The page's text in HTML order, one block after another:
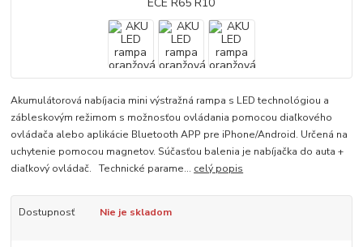
Akumulátorová nabíjacia mini výstražná rampa s LED technológiou a
zábleskovým režimom s možnosťou ovládania pomocou diaľkového
ovládača alebo aplikácie Bluetooth APP pre iPhone/Android. Určená na
uchytenie pomocou magnetov. Súčasťou balenia je nabíjačka do auta +
diaľkový ovládač. Technické parame... celý popis
Dostupnosť Nie je skladom